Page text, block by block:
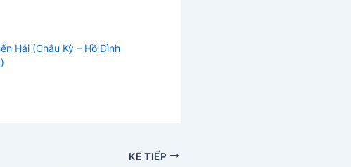
Hải (Châu Kỳ – Hồ Đình
KẾ TIẾP